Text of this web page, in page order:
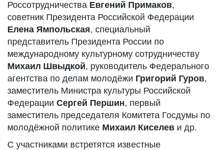
Россотрудничества Евгений Примаков,
советник Президента Российской Федерации
Елена Ямпольская, специальный
представитель Президента России по
международному культурному сотрудничеству
Михаил Швыдкой, руководитель Федерального
агентства по делам молодёжи Григорий Гуров,
заместитель Министра культуры Российской
Федерации Сергей Першин, первый
заместитель председателя Комитета Госдумы по
молодёжной политике Михаил Киселев и др.
С участниками встретятся известные